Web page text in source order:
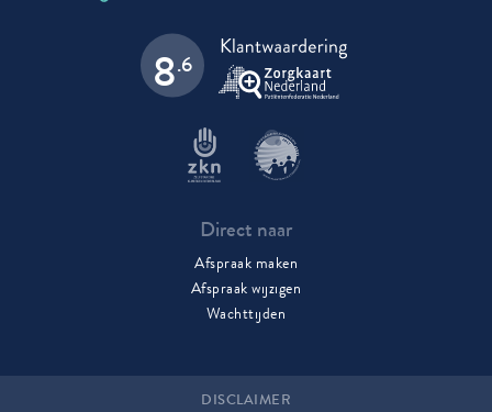
8.6
Direct naar
Afspraak maken
Afspraak wijzigen
Wachttijden
DISCLAIMER